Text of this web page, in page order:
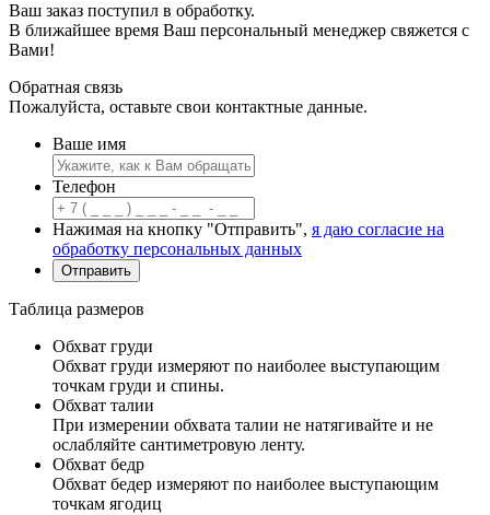
Ваш заказ поступил в обработку.
В ближайшее время Ваш персональный менеджер свяжется с
Вами!
Обратная связь
Пожалуйста, оставьте свои контактные данные.
Ваше имя
Телефон
Нажимая на кнопку "Отправить", я даю согласие на
обработку персональных данных
Таблица размеров
Обхват груди
Обхват груди измеряют по наиболее выступающим
точкам груди и спины.
Обхват талии
При измерении обхвата талии не натягивайте и не
ослабляйте сантиметровую ленту.
Обхват бедр
Обхват бедер измеряют по наиболее выступающим
точкам ягодиц